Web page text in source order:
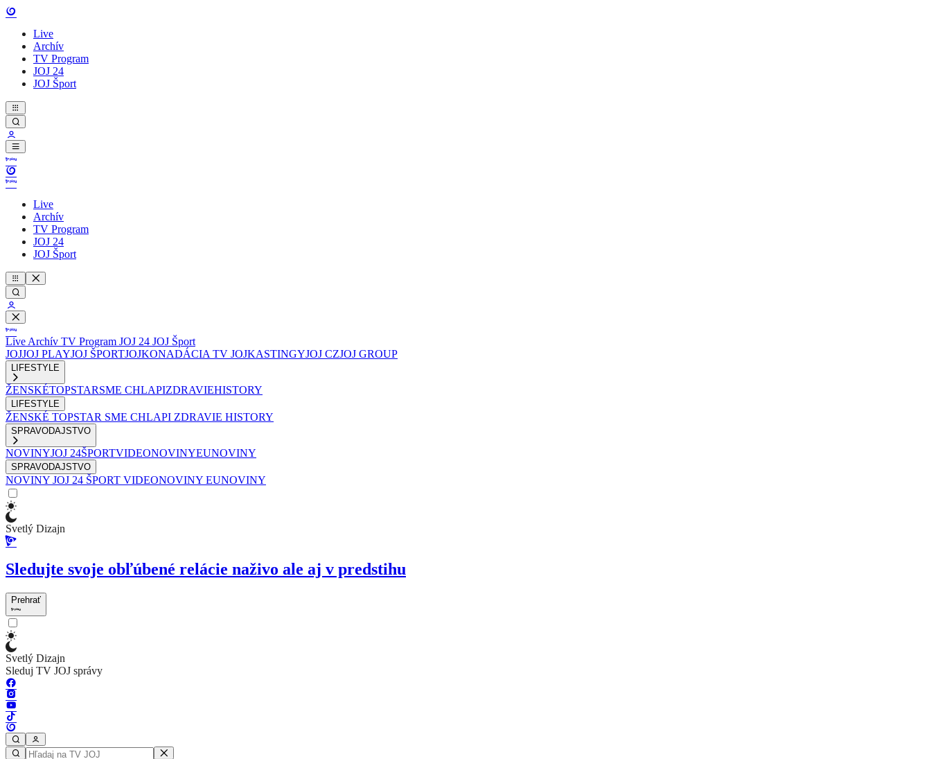
Live
Archív
TV Program
JOJ 24
JOJ Šport
Live
Archív
TV Program
JOJ 24
JOJ Šport
Live Archív TV Program JOJ 24 JOJ Šport
JOJJOJ PLAYJOJ ŠPORTJOJKONADÁCIA TV JOJKASTINGYJOJ CZJOJ GROUP
LIFESTYLE
ŽENSKÉTOPSTARSME CHLAPIZDRAVIEHISTORY
LIFESTYLE
ŽENSKÉ TOPSTAR SME CHLAPI ZDRAVIE HISTORY
SPRAVODAJSTVO
NOVINYJOJ 24ŠPORTVIDEONOVINYEUNOVINY
SPRAVODAJSTVO
NOVINY JOJ 24 ŠPORT VIDEONOVINY EUNOVINY
Svetlý Dizajn
Sledujte svoje obľúbené relácie naživo ale aj v predstihu
Prehrať
Svetlý Dizajn
Sleduj TV JOJ správy